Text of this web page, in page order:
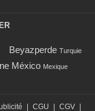
Beyazperde Turquie
México Mexique
| CGU | CGV |